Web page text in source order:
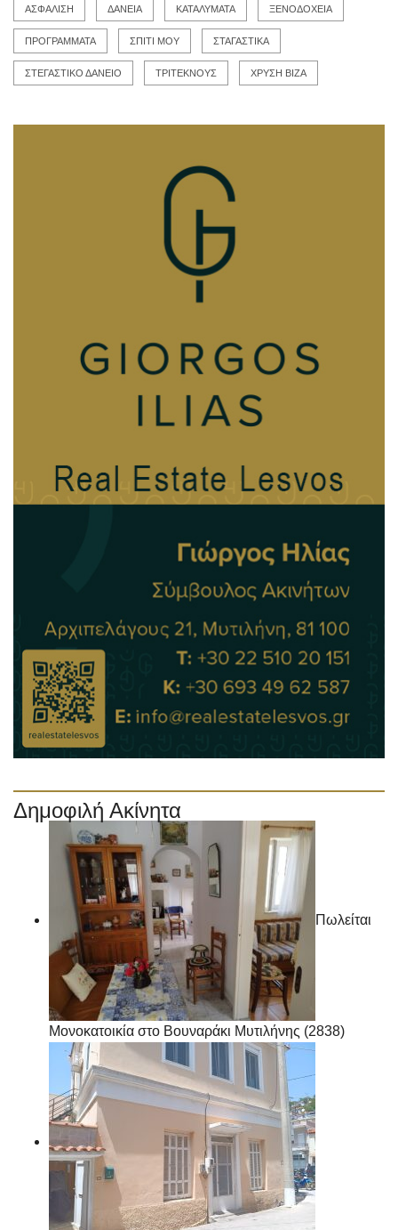
ΑΣΦΑΛΙΣΗ ΔΑΝΕΙΑ ΚΑΤΑΛΥΜΑΤΑ ΞΕΝΟΔΟΧΕΙΑ
ΠΡΟΓΡΑΜΜΑΤΑ ΣΠΙΤΙ ΜΟΥ ΣΤΑΓΑΣΤΙΚΑ
ΣΤΕΓΑΣΤΙΚΟ ΔΑΝΕΙΟ ΤΡΙΤΕΚΝΟΥΣ ΧΡΥΣΗ ΒΙΖΑ
Δημοφιλή Ακίνητα
Πωλείται
Μονοκατοικία στο Βουναράκι Μυτιλήνης (2838)